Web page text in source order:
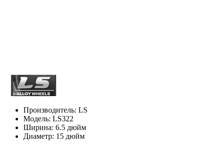
Производитель: LS
Модель: LS322
Ширина: 6.5 дюйм
Диаметр: 15 дюйм